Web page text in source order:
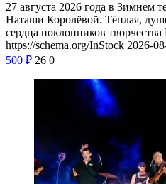
27 августа 2026 года в Зимнем
Наташи Королёвой. Тёплая,
сердца поклонников
https://schema.org/InStock 2026-
500 ₽ 26 0